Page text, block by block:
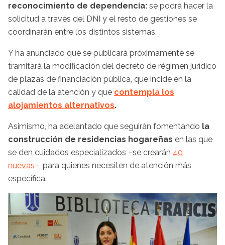
reconocimiento de dependencia: se podrá hacer la
solicitud a través del DNI y el resto de gestiones se
coordinarán entre los distintos sistemas.
Y ha anunciado que se publicará próximamente se
tramitará la modificación del decreto de régimen jurídico
de plazas de financiación pública, que incide en la
calidad de la atención y que contempla los
alojamientos alternativos.
Asimismo, ha adelantado que seguirán fomentando la
construcción de residencias hogareñas en las que
se den cuidados especializados –se crearán 40
nuevas–, para quienes necesiten de atención más
específica.